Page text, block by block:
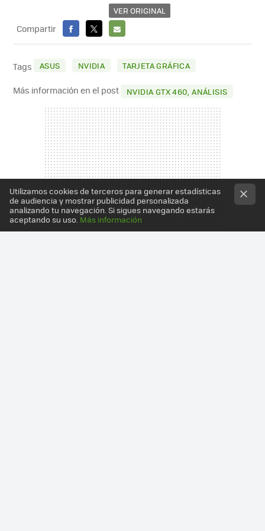
VER ORIGINAL
Compartir
FACEBOOK
X
E-
MAIL
Tags ASUS NVIDIA TARJETA GRÁFICA
Más información en el post NVIDIA GTX 460, ANÁLISIS
Utilizamos cookies de terceros para generar estadísticas
de audiencia y mostrar publicidad personalizada
analizando tu navegación. Si sigues navegando estarás
aceptando su uso. Más información